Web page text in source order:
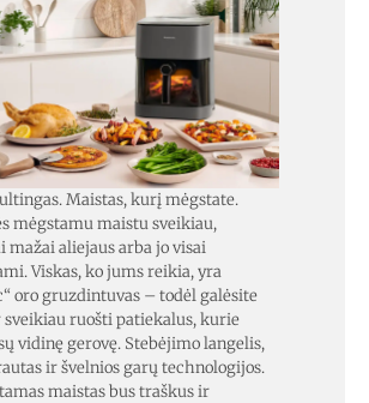
Maistas, kurį mėgstate.
mėgstamu maistu sveikiau,
mažai aliejaus arba jo visai
Viskas, ko jums reikia, yra
oro gruzdintuvas – todėl galėsite
ruošti patiekalus, kurie
vidinę gerovę. Stebėjimo langelis,
ir švelnios garų technologijos.
maistas bus traškus ir